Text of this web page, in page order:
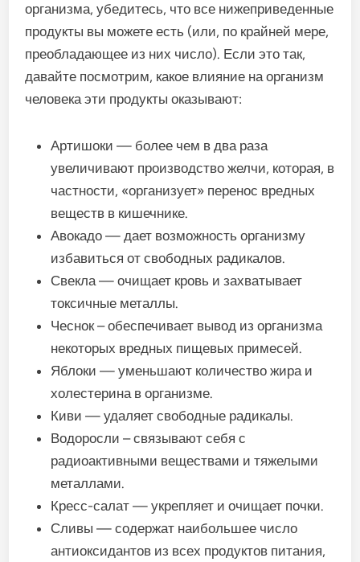
организма, убедитесь, что все нижеприведенные
продукты вы можете есть (или, по крайней мере,
преобладающее из них число). Если это так,
давайте посмотрим, какое влияние на организм
человека эти продукты оказывают:
Артишоки — более чем в два раза
увеличивают производство желчи, которая, в
частности, «организует» перенос вредных
веществ в кишечнике.
Авокадо — дает возможность организму
избавиться от свободных радикалов.
Свекла — очищает кровь и захватывает
токсичные металлы.
Чеснок – обеспечивает вывод из организма
некоторых вредных пищевых примесей.
Яблоки — уменьшают количество жира и
холестерина в организме.
Киви — удаляет свободные радикалы.
Водоросли – связывают себя с
радиоактивными веществами и тяжелыми
металлами.
Кресс-салат — укрепляет и очищает почки.
Сливы — содержат наибольшее число
антиоксидантов из всех продуктов питания,